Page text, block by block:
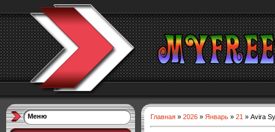
Меню Главная » 2026 » Январь » 21 » Avira